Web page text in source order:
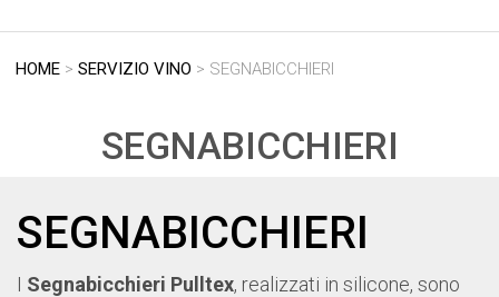
HOME > SERVIZIO VINO > SEGNABICCHIERI
SEGNABICCHIERI
SEGNABICCHIERI
I Segnabicchieri Pulltex, realizzati in silicone, sono